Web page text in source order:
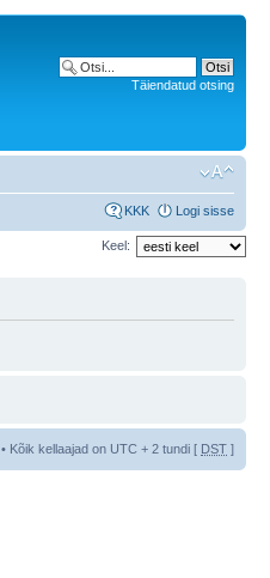
Täiendatud otsing
KKK Logi sisse
Keel:
• Kõik kellaajad on UTC + 2 tundi [ DST ]